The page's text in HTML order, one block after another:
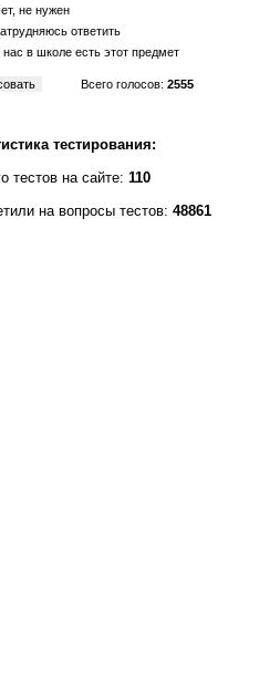
не нужен
ответить
нас в школе есть этот предмет
Всего голосов: 2555
тестирования:
тестов на сайте: 110
на вопросы тестов: 48861